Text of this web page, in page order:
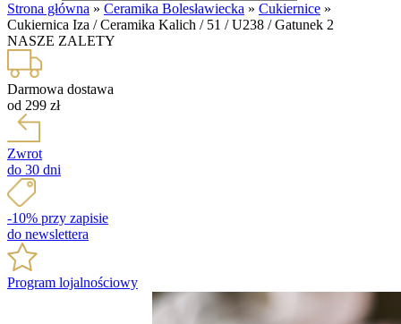
Strona główna » Ceramika Bolesławiecka » Cukiernice »
Cukiernica Iza / Ceramika Kalich / 51 / U238 / Gatunek 2
NASZE ZALETY
Darmowa dostawa
od 299 zł
Zwrot
do 30 dni
-10% przy zapisie
do newslettera
Program lojalnościowy